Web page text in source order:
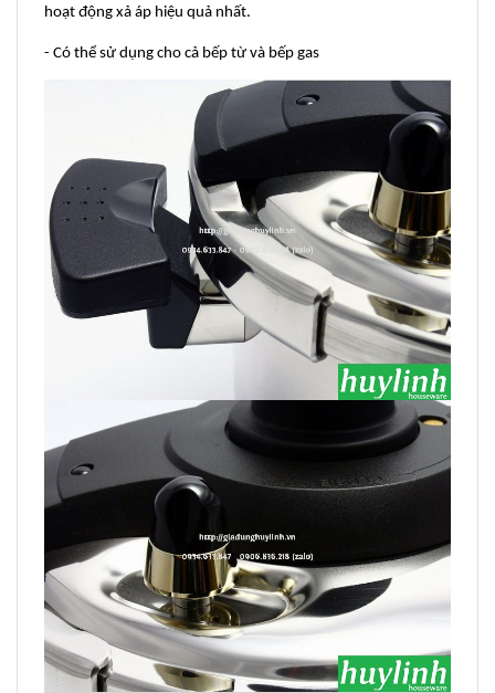
hoạt động xả áp hiệu quả nhất.
- Có thể sử dụng cho cả bếp từ và bếp gas